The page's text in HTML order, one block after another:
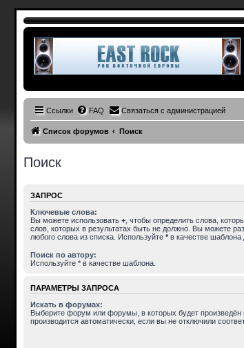
Ссылки FAQ Связаться с администрацией
Список форумов Поиск
Поиск
ЗАПРОС
Ключевые слова:
Вы можете использовать +, чтобы определить слова,
слов, которых в результатах быть не должно. Вы можете
любого слова из списка. Используйте *в качестве шаблона
Поиск по автору:
Используйте * в качестве шаблона.
ПАРАМЕТРЫ ЗАПРОСА
Искать в форумах:
Выберите форум или форумы, в которых будет
производится автоматически, если вы не отключили